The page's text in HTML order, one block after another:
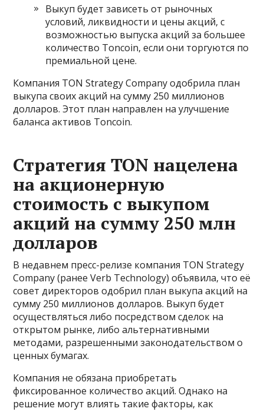
Выкуп будет зависеть от рыночных
условий, ликвидности и цены акций, с
возможностью выпуска акций за большее
количество Toncoin, если они торгуются по
премиальной цене.
Компания TON Strategy Company одобрила план
выкупа своих акций на сумму 250 миллионов
долларов. Этот план направлен на улучшение
баланса активов Toncoin.
Стратегия TON нацелена
на акционерную
стоимость с выкупом
акций на сумму 250 млн
долларов
В недавнем пресс-релизе компания TON Strategy
Company (ранее Verb Technology) объявила, что её
совет директоров одобрил план выкупа акций на
сумму 250 миллионов долларов. Выкуп будет
осуществляться либо посредством сделок на
открытом рынке, либо альтернативными
методами, разрешенными законодательством о
ценных бумагах.
Компания не обязана приобретать
фиксированное количество акций. Однако на
решение могут влиять такие факторы, как